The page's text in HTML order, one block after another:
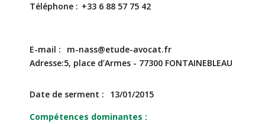
Compétences dominantes
Téléphone +33 6 88 57 75 42
E-mail m-nass@etude-avocat.fr
Date de serment 13/01/2015
Adresse 5, place d’Armes - 77300 FONTAINEBLEAU